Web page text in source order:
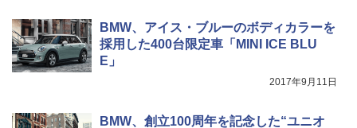
BMW、アイス・ブルーのボディカラーを
採用した400台限定車「MINI ICE BLU
E」
2017年9月11日
BMW、創立100周年を記念した“ユニオ